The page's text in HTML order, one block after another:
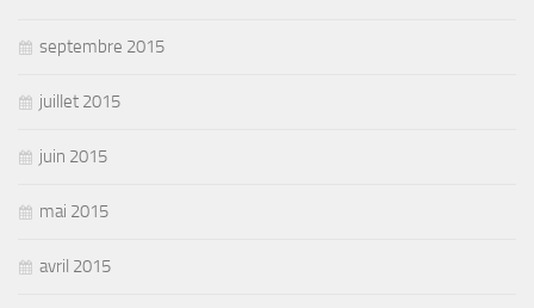
septembre 2015
juillet 2015
juin 2015
mai 2015
avril 2015